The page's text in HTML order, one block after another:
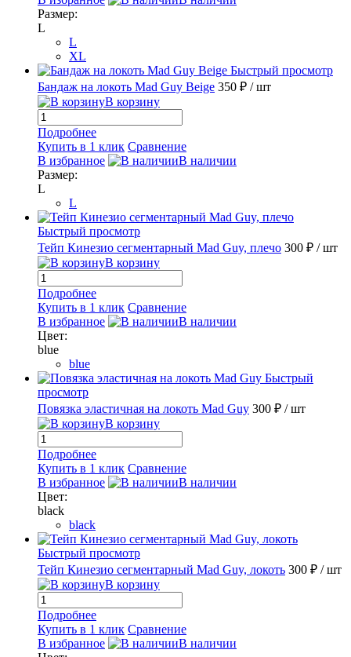
Размер:
L
L
XL
Быстрый просмотр
Бандаж на локоть Mad Guy Beige 350 ₽ / шт
В корзину
Подробнее
Купить в 1 клик Сравнение
В избранное
В наличии
Размер:
L
L
Быстрый просмотр
Тейп Кинезио сегментарный Mad Guy, плечо 300 ₽ / шт
В корзину
Подробнее
Купить в 1 клик Сравнение
В избранное
В наличии
Цвет:
blue
blue
Быстрый
просмотр
Повязка эластичная на локоть Mad Guy 300 ₽ / шт
В корзину
Подробнее
Купить в 1 клик Сравнение
В избранное
В наличии
Цвет:
black
black
Быстрый просмотр
Тейп Кинезио сегментарный Mad Guy, локоть 300 ₽ / шт
В корзину
Подробнее
Купить в 1 клик Сравнение
В избранное
В наличии